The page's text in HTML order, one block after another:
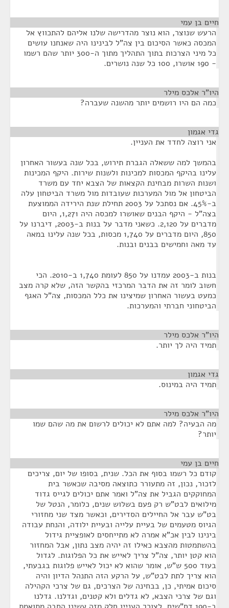
חיים בן עמי
הרעש שנוצר, הוא נוצר מהדרישה שלנו אליהם להתכווץ אל
המכסה כאשר הסיכום בין צה"ל לבינינו היה שאנחנו עושים
כל מיני הצרכות בתוך התהליך מתוך ה-300 יותר שהם רשמו
- 190 אושרו, 100 כל שנה נושרים.
היו"ר אלכס מילר
כמה הם היו רושמים יותר מהשנה שעברה?
גדי אגמון
אני רוצה לחדד את העניין.
בהמשך למה ששאלה הגברת תירוש, בכל שנה בעשור האחרון
עלינו בהיקף המכסות למכינות ולשנות שירות. היקף המכינות
ושנות השרות מבחינת הקצאות של הצבא יחד עם משרד
הביטחון אל מול המערכות שעובדות מול משרד הביטחון עלה
ב-45%. אם נסתכל על 2003 תחילת שנת הירידה הממוצעת
בצה"ל - היקף הבנים שאושרו למכסה היה 1,271, היום
מדברים על 2,120. כשאני מדבר על בנות ב-2003, דיברנו על
850, היום מדברים על 1,740 מכסות, בכל שנה עלינו במאה
עד מאה וחמישים בבנים ובנות.
בנות ב-2003 עמדנו על 850 לעומת 1,740 ב-2010. הכי
חשוב לומר זה את הדבר המרכזי בהקשר הזה, שלא קרה מצב
כמעט בעשור האחרון שמיצינו את כלל המכסות, צה"ל האגף
הביטחוני חברתי והמערכות.
היו"ר אלכס מילר
תמיד היה לך יותר.
גדי אגמון
תמיד היה במינוס.
היו"ר אלכס מילר
מה הבעיה? למה אתם לא יכולים לרשום את מה שהם שמו
יותר?
חיים בן עמי
קודם כל רשמו בסוף את הכל. שנית, בסופו של יום, צריכים
לזכור, נכון, זה מתעורר כתוצאה מסיבה שכאשר בית
המחוקקים הגביל את צה"ל ואמר אתם יכולים לגייס גדוד
מילואים לבט"ש רק פעם בשלוש שנים, כלומר, הנטל של
בט"ש עבר אל החיילים הסדירים, וכאשר מצד שני מחזורי
הגיוס מטעמים של בעיית עלייה ובעיית ילודה, והנחת עבודה
בינינו לבין אכ"א אמרה לא מתייחסים לאופציית גידול
בהשתמטות מהצבא כאילו זה יהיה מצב נתון, אבל המחזור
הוא קטן יותר, צה"ל צריך לאייש את כל הפלוגות. לגדול
בעוד 500 ש"ש, אומר שהוא לא יכול לאייש פלוגות בגבעתי,
הוא צריך לתת לבט"ש, על הרקע הזה התנהל הדיון והיה
סיכום אמיתי, כן, בבחינה של הצרכים, גם של צרכי הקהילה
וגם של צרכי הצבא, לא גדלים ולא קטנים, וגדלנו. גדלנו